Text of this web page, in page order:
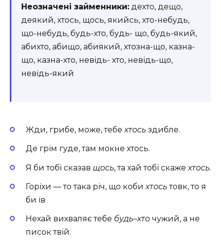
Неозначені займенники: дехто, дещо,
деякий, хтось, щось, якийсь, хто-небудь,
що-небудь, будь-хто, будь- що, будь-який,
абихто, абищо, абиякий, хтозна-що, казна-
що, казна-хто, невідь- хто, невідь-що,
невідь-який
Жди, грибе, може, тебехтось здибле.
Де грім гуде, там мокне хтось.
Я би тобі сказав щось, та хай тобі скаже хтось.
Горіхи — то така річ, що коби хтосьтовк, то я
би їв
Нехай вихваляє тебе будь–хто чужий, а не
писок твій.